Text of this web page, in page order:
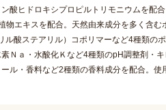
酸ヒドロキシプロピルトリモニウムを配
エキスを配合。天然由来成分を多く含
酸ステアリル）コポリマーなど4種類の
Ｎａ・水酸化Ｋなど4種類のpH調整剤・
ル・香料など2種類の香料成分を配合。使